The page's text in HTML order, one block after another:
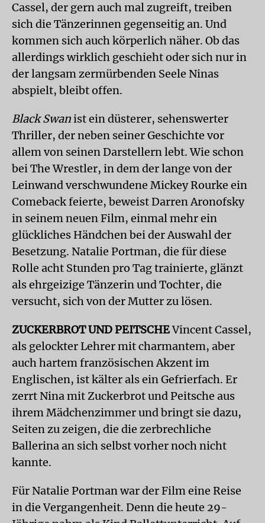
Cassel, der gern auch mal zugreift, treiben
sich die Tänzerinnen gegenseitig an. Und
kommen sich auch körperlich näher. Ob das
allerdings wirklich geschieht oder sich nur in
der langsam zermürbenden Seele Ninas
abspielt, bleibt offen.
Black Swanist ein düsterer, sehenswerter
Thriller, der neben seiner Geschichte vor
allem von seinen Darstellern lebt. Wie schon
bei The Wrestler, in dem der lange von der
Leinwand verschwundene Mickey Rourke ein
Comeback feierte, beweist Darren Aronofsky
in seinem neuen Film, einmal mehr ein
glückliches Händchen bei der Auswahl der
Besetzung. Natalie Portman, die für diese
Rolle acht Stunden pro Tag trainierte, glänzt
als ehrgeizige Tänzerin und Tochter, die
versucht, sich von der Mutter zu lösen.
ZUCKERBROT UND PEITSCHEVincent Cassel,
als gelockter Lehrer mit charmantem, aber
auch hartem französischen Akzent im
Englischen, ist kälter als ein Gefrierfach. Er
zerrt Nina mit Zuckerbrot und Peitsche aus
ihrem Mädchenzimmer und bringt sie dazu,
Seiten zu zeigen, die die zerbrechliche
Ballerina an sich selbst vorher noch nicht
kannte.
Für Natalie Portman war der Film eine Reise
in die Vergangenheit. Denn die heute 29-